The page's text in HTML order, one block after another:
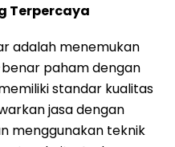
Terpercaya
adalah menemukan
paham dengan
standar kualitas
jasa dengan
menggunakan teknik